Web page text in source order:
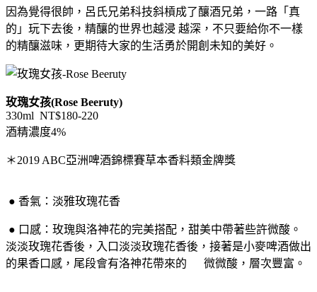
因為覺得很帥，呂氏兄弟科技斜槓成了釀酒兄弟，一路「真
的」玩下去後，精釀的世界也越浸 越深，不只要給你不一樣
的精釀滋味，更期待大家的生活勇於開創未知的美好。
玫瑰女孩(Rose Beeruty)
330ml NT$180-220
酒精濃度4%
＊2019 ABC亞洲啤酒錦標賽草本香料類金牌獎
● 香氣：淡雅玫瑰花香
● 口感： 玫瑰與洛神花的完美搭配，甜美中帶著些許微酸。
淡淡玫瑰花香後， 入口淡淡玫瑰花香後，接著是小麥啤酒做出
的果香口感，尾段會有洛神花帶來的 微微酸，層次豐富。